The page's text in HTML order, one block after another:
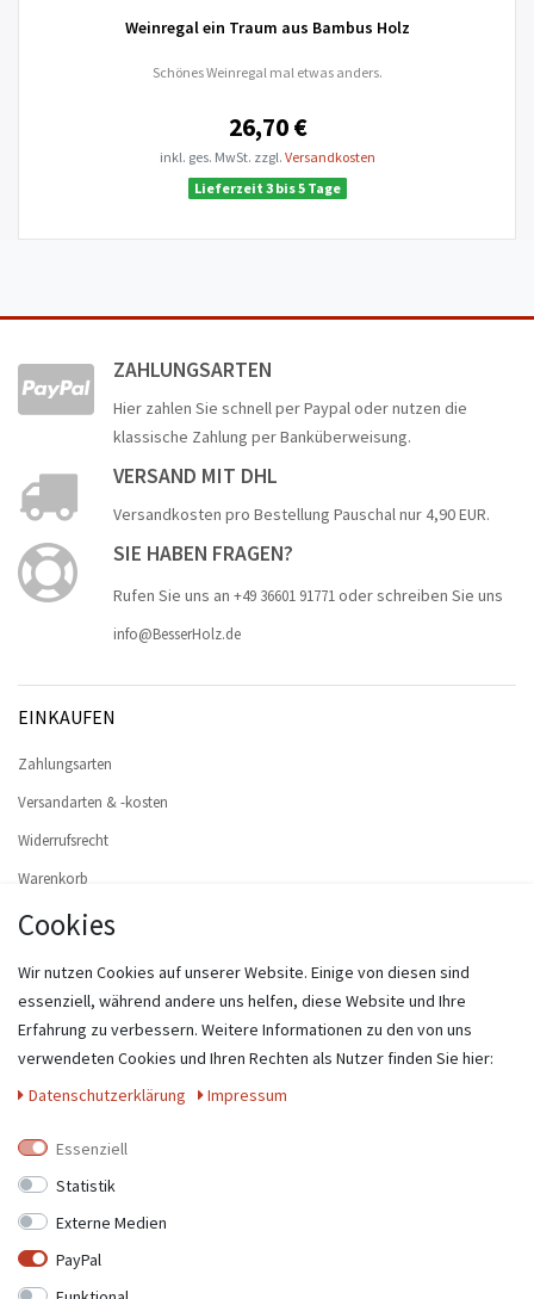
Weinregal ein Traum aus Bambus Holz
Schönes Weinregal mal etwas anders.
26,70 €
inkl. ges. MwSt. zzgl. Versandkosten
Lieferzeit 3 bis 5 Tage
ZAHLUNGSARTEN
Hier zahlen Sie schnell per Paypal oder nutzen die
klassische Zahlung per Banküberweisung.
VERSAND MIT DHL
Versandkosten pro Bestellung Pauschal nur 4,90 EUR.
SIE HABEN FRAGEN?
Rufen Sie uns an +49 36601 91771oder schreiben Sie uns
info@BesserHolz.de
EINKAUFEN
Zahlungsarten
Versandarten & -kosten
Widerrufsrecht
Warenkorb
Zur Kasse
Widerruf erklären
MEIN KONTO
Registrieren
UNTERNEHMEN
Kontakt
Datenschutzerklärung
Cookies
Wir nutzen Cookies auf unserer Website. Einige von diesen sind
essenziell, während andere uns helfen, diese Website und Ihre
Erfahrung zu verbessern. Weitere Informationen zu den von uns
verwendeten Cookies und Ihren Rechten als Nutzer finden Sie hier:
Daten­schutz­erklärung
Impressum
Essenziell
Statistik
Externe Medien
PayPal